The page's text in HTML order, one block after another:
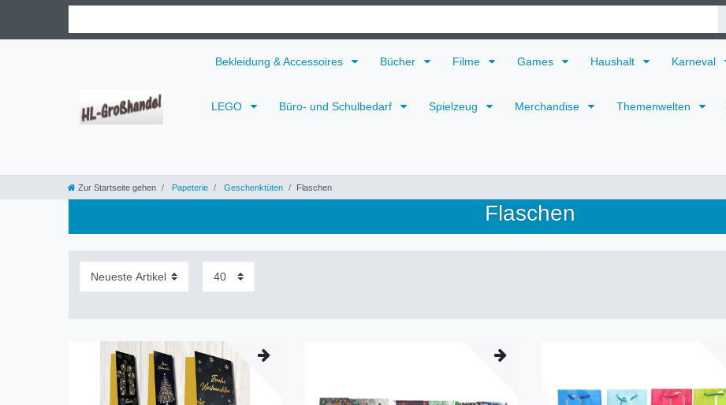
Bekleidung & Accessoires Bücher Filme Games Haushalt Karneval
LEGO Büro- und Schulbedarf Spielzeug Merchandise Themenwelten
Zur Startseite gehen Papeterie Geschenktüten Flaschen
Flaschen